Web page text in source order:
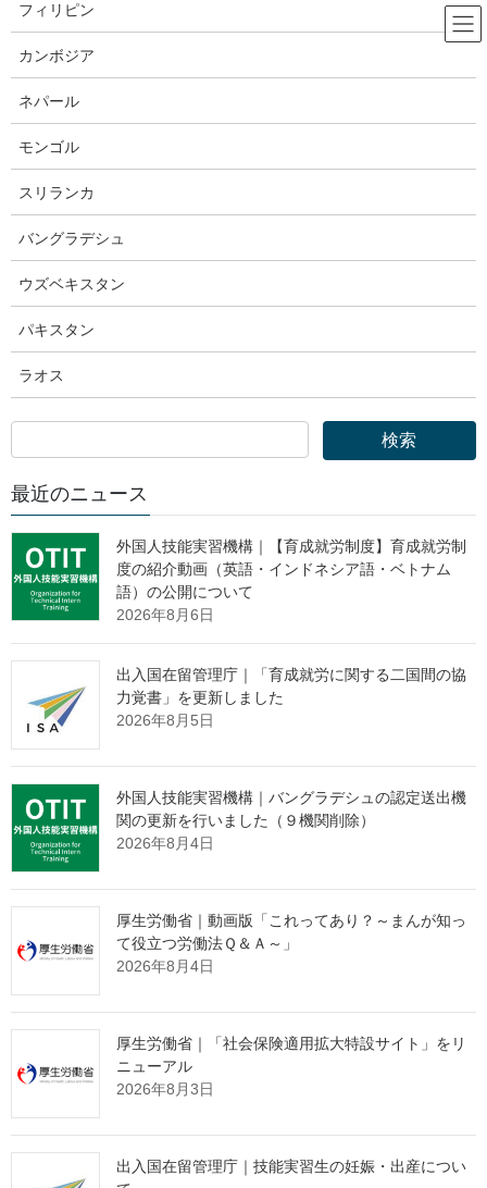
ン
ン
へ
キ
プ
ビ
ー
ョ
に
動
賃上げ】
首相官邸
首相官邸｜新しい資本主義実現会議
【第１に、中小・小規模企業で働
く労働者の賃上げ】
令和６年６月７日、岸田総理は、総理大臣官邸で第２８回新し
い資本主義実現会議を開催しました。
会議では、新しい資本主義２０２４年改訂版案の決定について
議論が行われました。
「本日は、新しい資本主義実行計画の改訂案を取りまとめまし
た。
新たな官民連携、社会的課題解決と経済成長の二兎（にと）の
昇を上回る所得を実現し、来年以降に、物価上昇を上回る賃上げ
を定着させるべく、政府を挙げて取組を強化してまいります。
第１に、中小・小規模企業で働く労働者の賃上げです。
労務費の価格転嫁の徹底を図るとともに、下請代金法につい
季労使交渉に向けて、地方版政労使会議の定着を図ります。
他方で、ＡＩ（人工知能）・ロボットなど自動化技術の利用拡
大プランを人手不足の業種ごとに策定するとともに、自動化技術
を用いる現場労働者のリ・スキリングを進めます。
２０社の企業に御協力いただき、ジョブ型人事の導入範囲、等
級・報酬制度、労使関係などが具体的に分かるように整理したジ
ョブ型人事指針をこの夏公表し、個々の企業の実態に応じたジョ
ートアップに関する裁量労働制の運用明確化を図ります。
所得向上に向け、現場人材のスキルの評価制度を民間に作って
フィリピン
カンボジア
ネパール
モンゴル
スリランカ
バングラデシュ
ウズベキスタン
パキスタン
ラオス
最近のニュース
外国人技能実習機構｜【育成就労制度】育成就労制
度の紹介動画（英語・インドネシア語・ベトナム
語）の公開について
2026年8月6日
出入国在留管理庁｜「育成就労に関する二国間の協
力覚書」を更新しました
2026年8月5日
外国人技能実習機構｜バングラデシュの認定送出機
関の更新を行いました（９機関削除）
2026年8月4日
厚生労働省｜動画版「これってあり？～まんが知っ
て役立つ労働法Ｑ＆Ａ～」
2026年8月4日
厚生労働省｜「社会保険適用拡大特設サイト」をリ
ニューアル
2026年8月3日
出入国在留管理庁｜技能実習生の妊娠・出産につい